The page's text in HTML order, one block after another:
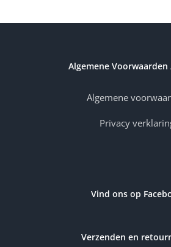
Algemene Voorwaarden
Algemene
Privacy
Vind ons op
Verzenden en